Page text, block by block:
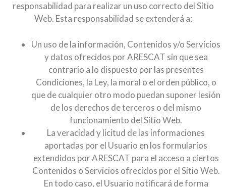
responsabilidad para realizar un uso correcto del Sitio
Web. Esta responsabilidad se extenderá a:
Un uso de la información, Contenidos y/o Servicios
y datos ofrecidos por ARESCAT sin que sea
contrario a lo dispuesto por las presentes
Condiciones, la Ley, la moral o el orden público, o
que de cualquier otro modo puedan suponer lesión
de los derechos de terceros o del mismo
funcionamiento del Sitio Web.
La veracidad y licitud de las informaciones
aportadas por el Usuario en los formularios
extendidos por ARESCAT para el acceso a ciertos
Contenidos o Servicios ofrecidos por el Sitio Web.
En todo caso, el Usuario notificará de forma